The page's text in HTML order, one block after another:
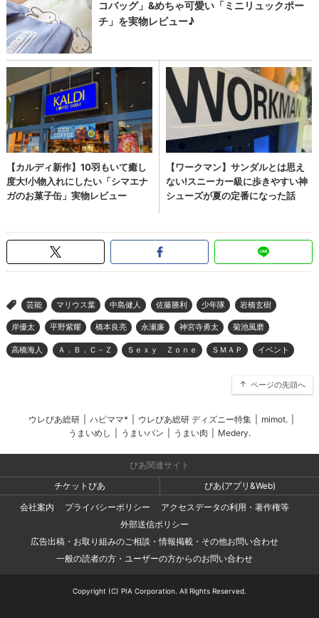
> 芸能 マリウス葉 中島健人 佐藤勝利 少年隊 岩橋玄樹
岸優太 平野紫耀 橋本良亮 永瀬廉 神宮寺勇太 菊池風磨
高橋海人 Ａ．Ｂ．Ｃ－Ｚ Ｓｅｘｙ Ｚｏｎｅ ＳＭＡＰ イベント
ページの先頭へ
ウレぴあ総研 ハピママ* ウレぴあ総研 ディズニー特集 mimot.
うまいめし
うまいパン うまい肉 Medery.
ぴあ関連サイト
チケットぴあ
ぴあ(アプリ&Web)
会社案内
プライバシーポリシー
アクセスデータの利用・著作権等
外部送信ポリシー
広告出稿・お取り組みのご相談・情報掲載・その他お問い合わせ
一般の読者の方・ユーザーの方からのお問い合わせ
Copyright (C) PIA Corporation. All Rights Reserved.